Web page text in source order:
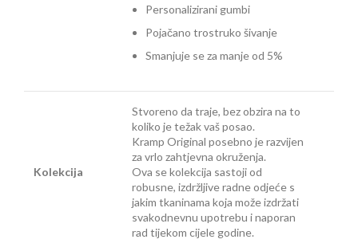
Personalizirani gumbi
Pojačano trostruko šivanje
Smanjuje se za manje od 5%
Kolekcija
Stvoreno da traje, bez obzira na to
koliko je težak vaš posao.
Kramp Original posebno je razvijen
za vrlo zahtjevna okruženja.
Ova se kolekcija sastoji od
robusne, izdržljive radne odjeće s
jakim tkaninama koja može izdržati
svakodnevnu upotrebu i naporan
rad tijekom cijele godine.